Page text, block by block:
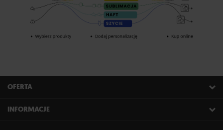
OFERTA
INFORMACJE